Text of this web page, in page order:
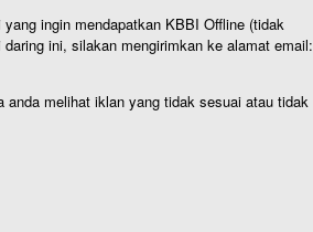
ingin mendapatkan KBBI Offline (tidak
ini, silakan mengirimkan ke alamat email:
anda melihat iklan yang tidak sesuai atau tidak